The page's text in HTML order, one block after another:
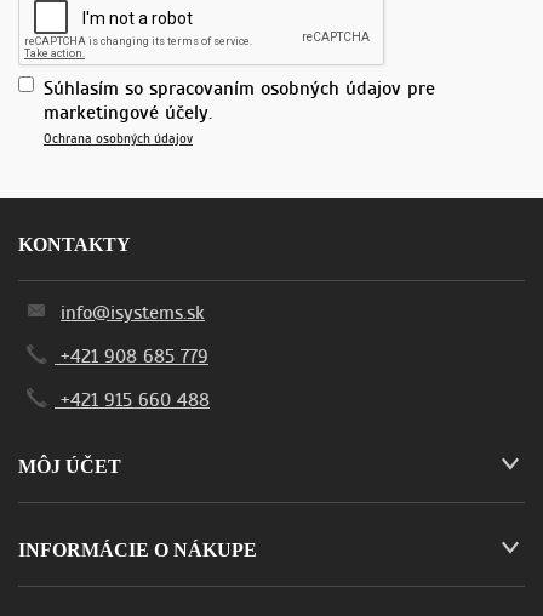
Súhlasím so spracovaním osobných údajov pre
marketingové účely.
Ochrana osobných údajov
KONTAKTY
info@isystems.sk
+421 908 685 779
+421 915 660 488
MÔJ ÚČET
INFORMÁCIE O NÁKUPE